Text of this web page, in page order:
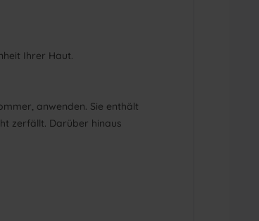
Ihrer Haut.
anwenden. Sie enthält
zerfällt. Darüber hinaus